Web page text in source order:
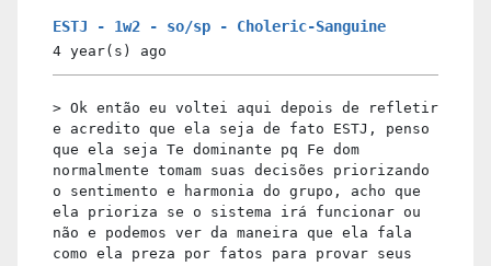
ESTJ - 1w2 - so/sp - Choleric-Sanguine
4 year(s) ago
> Ok então eu voltei aqui depois de refletir
e acredito que ela seja de fato ESTJ, penso
que ela seja Te dominante pq Fe dom
normalmente tomam suas decisões priorizando
o sentimento e harmonia do grupo, acho que
ela prioriza se o sistema irá funcionar ou
não e podemos ver da maneira que ela fala
como ela preza por fatos para provar seus